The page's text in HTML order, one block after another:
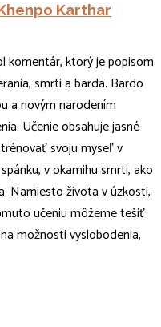
Karthar
komentár, ktorý je popisom
smrti a barda. Bardo
a novým narodením
Učenie obsahuje jasné
svoju myseľ v
v okamihu smrti, ako
Namiesto života v úzkosti,
učeniu môžeme tešiť
možnosti vyslobodenia,